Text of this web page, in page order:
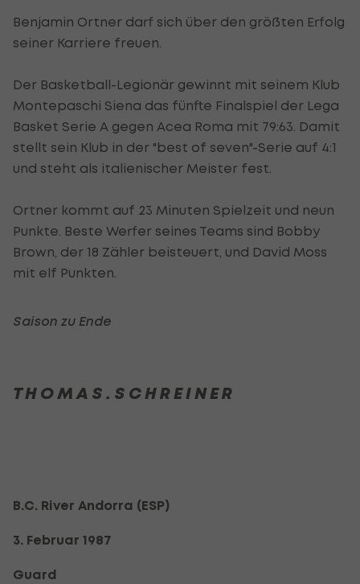
Benjamin Ortner darf sich über den größten Erfolg
seiner Karriere freuen.
Der Basketball-Legionär gewinnt mit seinem Klub
Montepaschi Siena das fünfte Finalspiel der Lega
Basket Serie A gegen Acea Roma mit 79:63. Damit
stellt sein Klub in der "best of seven"-Serie auf 4:1
und steht als italienischer Meister fest.
Ortner kommt auf 23 Minuten Spielzeit und neun
Punkte. Beste Werfer seines Teams sind Bobby
Brown, der 18 Zähler beisteuert, und David Moss
mit elf Punkten.
Saison zu Ende
T H O M A S . S C H R E I N E R
B.C. River Andorra (ESP)
3. Februar 1987
Guard